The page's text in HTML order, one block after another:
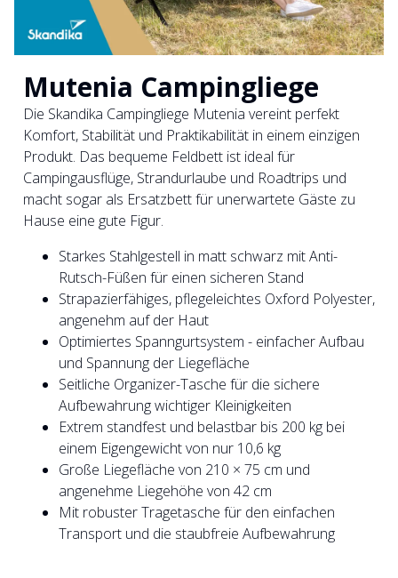
Mutenia Campingliege
Die Skandika Campingliege Mutenia vereint perfekt
Komfort, Stabilität und Praktikabilität in einem einzigen
Produkt. Das bequeme Feldbett ist ideal für
Campingausflüge, Strandurlaube und Roadtrips und
macht sogar als Ersatzbett für unerwartete Gäste zu
Hause eine gute Figur.
Starkes Stahlgestell in matt schwarz mit Anti-
Rutsch-Füßen für einen sicheren Stand
Strapazierfähiges, pflegeleichtes Oxford Polyester,
angenehm auf der Haut
Optimiertes Spanngurtsystem - einfacher Aufbau
und Spannung der Liegefläche
Seitliche Organizer-Tasche für die sichere
Aufbewahrung wichtiger Kleinigkeiten
Extrem standfest und belastbar bis 200 kg bei
einem Eigengewicht von nur 10,6 kg
Große Liegefläche von 210 × 75 cm und
angenehme Liegehöhe von 42 cm
Mit robuster Tragetasche für den einfachen
Transport und die staubfreie Aufbewahrung